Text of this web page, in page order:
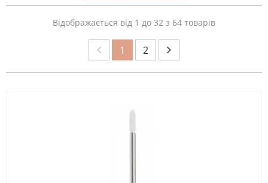
ВИРОБНИК
ЗАСТОСУВАННЯ
Відображається від 1 до 32 з 64 товарів
1 2